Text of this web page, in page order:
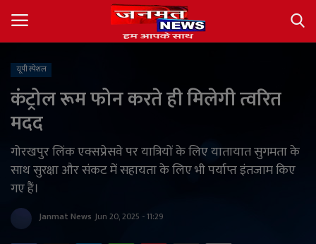
About
Contact
देश
अंतर्राष्ट्रीय
यूपी स्पेशल
कंट्रोल रूम फोन करते ही मिलेगी त्वरित
मदद
गोरखपुर लिंक एक्सप्रेसवे पर यात्रियों के लिए यातायात सुगमता के
साथ सुरक्षा और संकट में सहायता के लिए भी पर्याप्त इंतजाम किए
गए हैं।
Janmat News Jun 20, 2025 - 11:29